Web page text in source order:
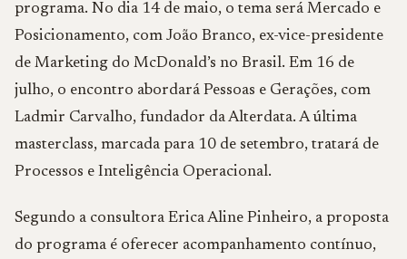
programa. No dia 14 de maio, o tema será Mercado e
Posicionamento, com João Branco, ex-vice-presidente
de Marketing do McDonald’s no Brasil. Em 16 de
julho, o encontro abordará Pessoas e Gerações, com
Ladmir Carvalho, fundador da Alterdata. A última
masterclass, marcada para 10 de setembro, tratará de
Processos e Inteligência Operacional.
Segundo a consultora Erica Aline Pinheiro, a proposta
do programa é oferecer acompanhamento contínuo,